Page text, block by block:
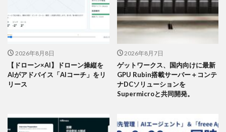
2026年8月8日
【ドローン×AI】ドローン操縦を
AIがアドバイス「AIコーチ」をリ
リース
2026年8月7日
ゲットワークス、国内向けに最新
GPU Rubin搭載サーバー＋コンテ
ナDCソリューションを
Supermicroと共同開発。